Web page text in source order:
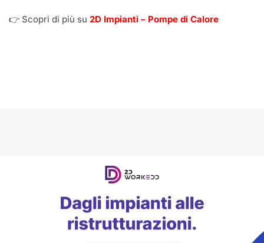
👉 Scopri di più su 2D Impianti – Pompe di Calore